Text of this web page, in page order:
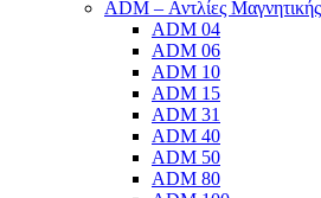
ADM – Αντλίες
ADM 04
ADM 06
ADM 10
ADM 15
ADM 31
ADM 40
ADM 50
ADM 80